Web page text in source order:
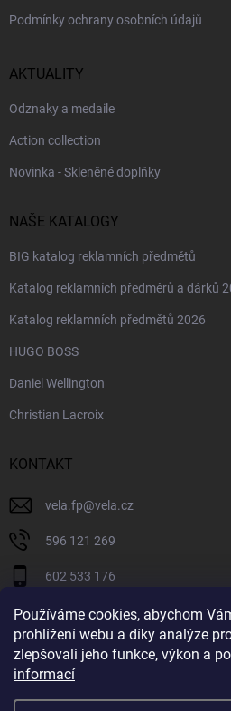
Používáme cookies, abychom
prohlížení webu a díky analýze
zlepšovali jeho funkce, výkon a
informací
Podmínky ochrany osobních údajů
AKTUALITY
Odznaky a medaile
Action collection
Novinka - Skleněné doplňky
NAŠE KATALOGY
BIG katalog reklamních předmětů
Katalog reklamních předměrů a dárků
Katalog reklamních předmětů 2026
HUGO BOSS
Daniel Wellington
Christian Lacroix
KONTAKT
vela.fp@vela.cz
596 121 269
602 533 176
VELA CZECH
velaczech
https://www.youtube.com/